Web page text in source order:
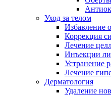
Уход за телом
Избавление
Коррекция
Лечение
Инъекции
Устранение
Лечение
Дерматология
Удаление